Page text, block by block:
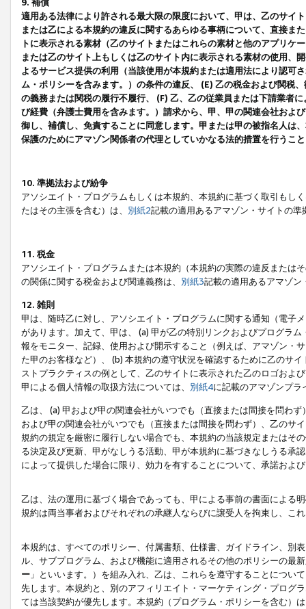
9. 補償
適用ある法律により許される最大限の限度において、甲は、乙のサイ
または乙による本規約の違反に関するあらゆる事柄について、直接ま
トに表示される素材（乙のサイトまたはこれらの素材と他のアプリ
または乙のサイト上もしくは乙のサイト内に表示される素材の使用、
よるサービス提供の利用（当該使用が本規約または適用法により認可
ム・ポリシーを含みます。）の条件の違反、 (E) 乙の税金および関税
の義務または関税の履行不履行、 (F) 乙、乙の従業員または下請業者
び経費（弁護士費用を含みます。）請求から、甲、甲の関連会社およ
御し、補償し、免責することに同意します。甲または甲の被指名人は
保護のためにアマゾン関係者の代理としていかなる法的措置を行うこ
10. 準拠法および紛争
アソシエイト・プログラムもしくは本規約、本規約に基づく取引もし
たはその主張を含む）は、 別紙2記載の適用あるアマゾン・サイトの
11. 税金
アソシエイト・プログラムまたは本規約（本規約の実際の違反または
の関係に関する税金および関連義務は、 別紙3記載の適用あるアマゾン
12. 雑則
甲は、随時乙に対し、アソシエイト・プログラムに関する通知（電子
があります。加えて、甲は、 (a) 甲が乙の特別リンクおよびプログラ
報をモニター、記録、使用および開示すること（例えば、アマゾン・
た甲のお客様など）、 (b) 本規約の遵守状況を確認するために乙のサ
ストプラクティスの例として、乙のサイトに表示された乙のロゴおよ
甲による個人情報の取扱方法については、 別紙4に記載のアマゾンプ
乙は、 (a) 甲および甲の関連会社がいつでも（直接または間接を問わ
および甲の関連会社がいつでも（直接または間接を問わず）、乙のサ
規約の規定を厳密に履行しない場合でも、本規約の当該規定またはそ
る決定及び更新、甲がなしうる活動、甲が本規約に基づきなしうる承
によって提供した場合に限り、効力を有することについて、承諾およ
乙は、法の運用に基づく場合であっても、甲による事前の書面による
規約は両当事者およびそれぞれの承継人ならびに譲受人を拘束し、こ
本規約は、すべてのポリシー、付属書類、仕様書、ガイドライン、別
ル、サブプログラム、および機能に適用されるその他のポリシーの最
ー 」といいます。）を組み入れ、乙は、これらを遵守することにつ
先します。本規約と、別のアフィリエイト・マーケティング・プログ
ては当該契約が優先します。本規約（プログラム・ポリシーを含む）